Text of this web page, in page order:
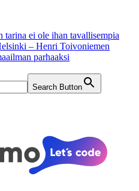
tarina ei ole ihan tavallisempia
– Henri Toivoniemen
parhaaksi
Search Button